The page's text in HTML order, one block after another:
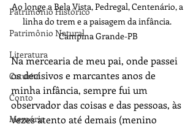
Patrimônio Histórico
Patrimônio Natural
Literatura
Caturité
Conto
Memória
Ao longe a Bela Vista, Pedregal, Centenário, a
linha do trem e a paisagem da infância.
Campina Grande-PB
Na mercearia de meu pai, onde passei
os decisivos e marcantes anos de
minha infância, sempre fui um
observador das coisas e das pessoas, às
vezes atento até demais (menino